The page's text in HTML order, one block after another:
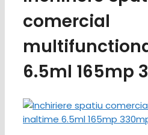
comercial
6.5ml 165mp